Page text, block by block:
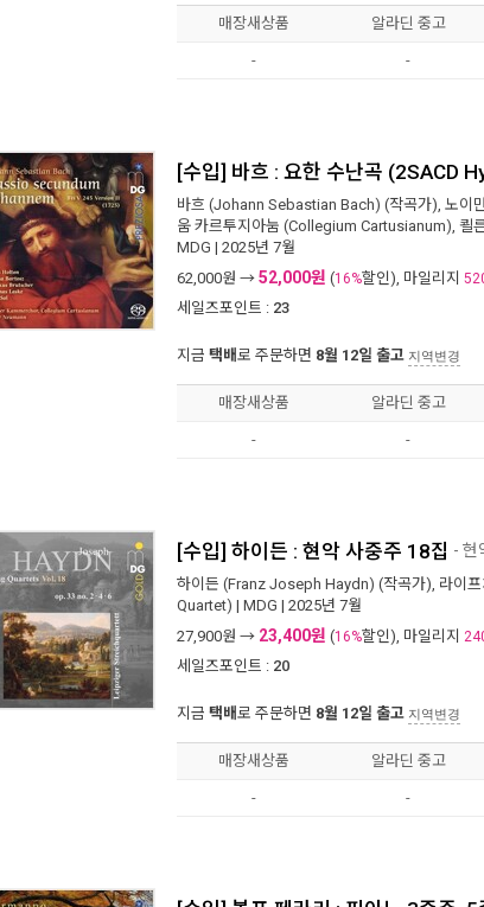
매장새상품 알라딘 중고
- -
[수입] 바흐 : 요한 수난곡 (2SACD
바흐 (Johann Sebastian Bach) (작곡가), 노이
움 카르투지아눔 (Collegium Cartusianum), 쾰
MDG | 2025년 7월
62,000원 → 52,000원 (16%할인), 마일리지
세일즈포인트 : 23
지금 택배로 주문하면 8월 12일 출고 지역변경
매장새상품 알라딘 중고
- -
[수입] 하이든 : 현악 사중주 18집 - 현
하이든 (Franz Joseph Haydn) (작곡가), 라이
Quartet) | MDG | 2025년 7월
27,900원 → 23,400원 (16%할인), 마일리지
세일즈포인트 : 20
지금 택배로 주문하면 8월 12일 출고 지역변경
매장새상품 알라딘 중고
- -